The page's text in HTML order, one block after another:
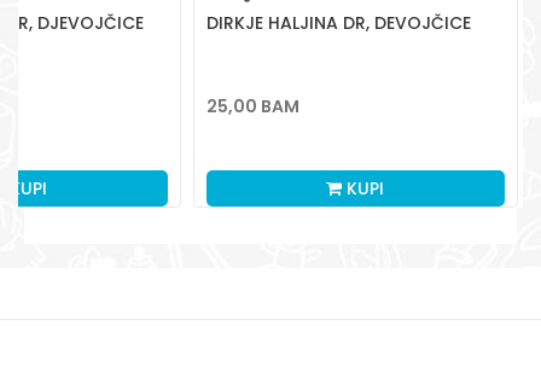
DJEVOJČICE
KUPI
DIRKJE HALJINA DR, DEVOJČICE
25,00 BAM
KUPI